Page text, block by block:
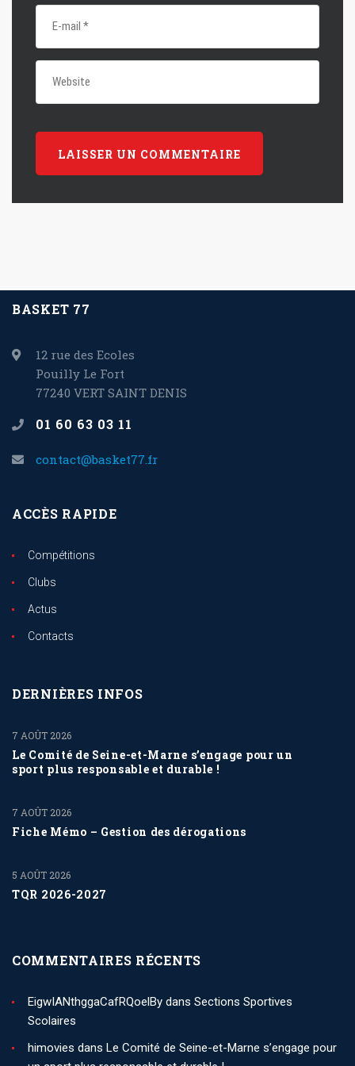
BASKET 77
12 rue des Ecoles
Pouilly Le Fort
77240 VERT SAINT DENIS
01 60 63 03 11
contact@basket77.fr
ACCÈS RAPIDE
Compétitions
Clubs
Actus
Contacts
DERNIÈRES INFOS
Le Comité de Seine-et-Marne s’engage pour un
sport plus responsable et durable !
7 AOÛT 2026
Fiche Mémo – Gestion des dérogations
7 AOÛT 2026
TQR 2026-2027
5 AOÛT 2026
COMMENTAIRES RÉCENTS
EigwIANthggaCafRQoelBy dans Sections Sportives
Scolaires
himovies dans Le Comité de Seine-et-Marne s’engage pour